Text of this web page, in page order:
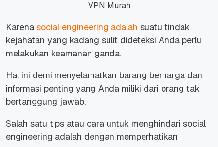
VPN Murah
Karena social engineering adalah suatu tindak
kejahatan yang kadang sulit dideteksi Anda perlu
melakukan keamanan ganda.
Hal ini demi menyelamatkan barang berharga dan
informasi penting yang Anda miliki dari orang tak
bertanggung jawab.
Salah satu tips atau cara untuk menghindari social
engineering adalah dengan memperhatikan